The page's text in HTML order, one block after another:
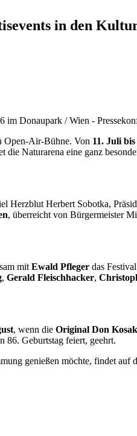
in den
Donaupark / Wien -
Open-Air-Bühne. Von 11. Juli
Naturarena eine ganz
Herzblut Herbert Sobotka,
, überreicht von Bürgermeister
mit Ewald Pfleger das
, Gerald Fleischhacker,
, wenn die Original Don
86. Geburtstag feiert, geehrt.
genießen möchte, findet